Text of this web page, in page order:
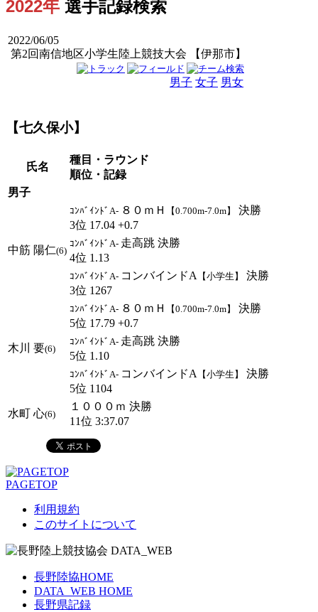
2022年 選手記録検索
2022/06/05
第2回南信地区小学生陸上競技大会 【伊那市】
男子 女子 男女
【七久保小】
氏名
種目・ラウンド
順位・記録
男子
中筋 陽仁(6)
ｺﾝﾊﾞｲﾝﾄﾞA- ８０ｍＨ 【0.700m-7.0m】
決勝
3位 17.04 +0.7
ｺﾝﾊﾞｲﾝﾄﾞA- 走高跳 決勝
4位 1.13
ｺﾝﾊﾞｲﾝﾄﾞA- コンバインドA 【小学生】
決勝
3位 1267
木川 要(6)
ｺﾝﾊﾞｲﾝﾄﾞA- ８０ｍＨ 【0.700m-7.0m】
決勝
5位 17.79 +0.7
ｺﾝﾊﾞｲﾝﾄﾞA- 走高跳 決勝
5位 1.10
ｺﾝﾊﾞｲﾝﾄﾞA- コンバインドA 【小学生】
決勝
5位 1104
水町 心(6)
１０００ｍ 決勝
11位 3:37.07
PAGETOP
利用規約
このサイトについて
長野陸協HOME
DATA_WEB HOME
長野県記録